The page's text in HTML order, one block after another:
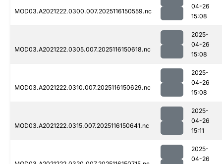
MOD03.A2021222.0300.007.2025116150559.nc
04-26
15:08
MOD03.A2021222.0305.007.2025116150618.nc
2025-
04-26
15:08
MOD03.A2021222.0310.007.2025116150629.nc
2025-
04-26
15:08
MOD03.A2021222.0315.007.2025116150641.nc
2025-
04-26
15:11
2025-
04-26